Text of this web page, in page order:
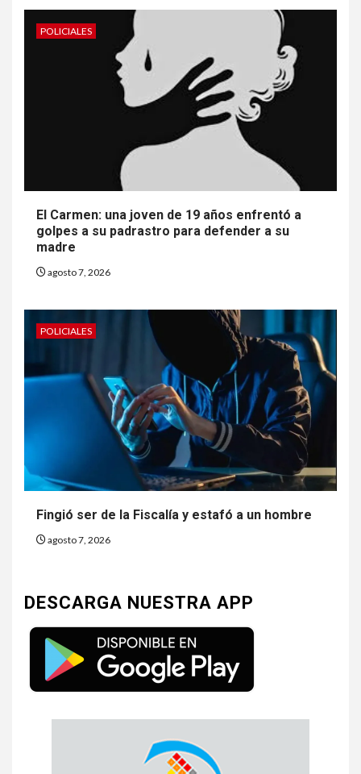
POLICIALES
El Carmen: una joven de 19 años enfrentó a
golpes a su padrastro para defender a su
madre
agosto 7, 2026
POLICIALES
Fingió ser de la Fiscalía y estafó a un hombre
agosto 7, 2026
DESCARGA NUESTRA APP